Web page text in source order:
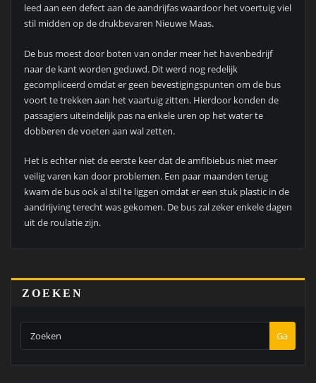
leed aan een defect aan de aandrijfas waardoor het voertuig viel
stil midden op de drukbevaren Nieuwe Maas.
De bus moest door boten van onder meer het havenbedrijf
naar de kant worden geduwd. Dit werd nog redelijk
gecompliceerd omdat er geen bevestigingspunten om de bus
voort te trekken aan het vaartuig zitten. Hierdoor konden de
passagiers uiteindelijk pas na enkele uren op het water te
dobberen de voeten aan wal zetten.
Het is echter niet de eerste keer dat de amfibiebus niet meer
veilig varen kan door problemen. Een paar maanden terug
kwam de bus ook al stil te liggen omdat er een stuk plastic in de
aandrijving terecht was gekomen. De bus zal zeker enkele dagen
uit de roulatie zijn.
ZOEKEN
Ga